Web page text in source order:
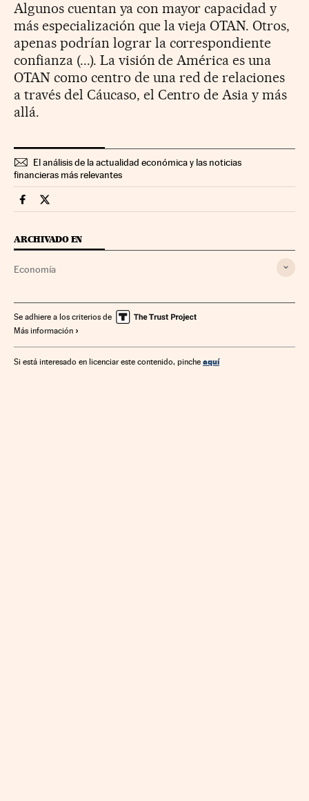
Algunos cuentan ya con mayor capacidad y
más especialización que la vieja OTAN. Otros,
apenas podrían lograr la correspondiente
confianza (...). La visión de América es una
OTAN como centro de una red de relaciones
a través del Cáucaso, el Centro de Asia y más
allá.
El análisis de la actualidad económica y las noticias
financieras más relevantes
Economia Cinco Días en Facebook
Economia Cinco Días en Twitter
ARCHIVADO EN
Economía
Se adhiere a los criterios de
Más información
Si está interesado en licenciar este contenido, pinche aquí